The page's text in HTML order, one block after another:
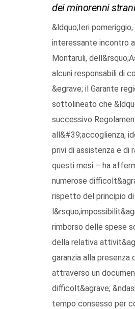
dei minorenni
&ldquo;Ieri
interessante incontro
Montaruli,
alcuni responsabili di
&egrave; il Garante
sottolineato che
successivo
all&#39;accoglienza,
privi di assistenza e di
questi mesi – ha
numerose
rispetto del principio
rimborso delle spese
della relativa
garanzia alla
attraverso un
difficolt&agrave;
tempo consesso per